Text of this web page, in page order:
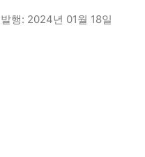
2024년 01월 18일